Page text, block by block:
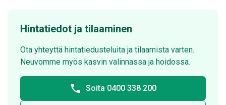
Hintatiedot ja tilaaminen
Ota yhteyttä hintatiedusteluita ja tilaamista varten.
Neuvomme myös kasvin valinnassa ja hoidossa.
phone Soita 0400 338 200